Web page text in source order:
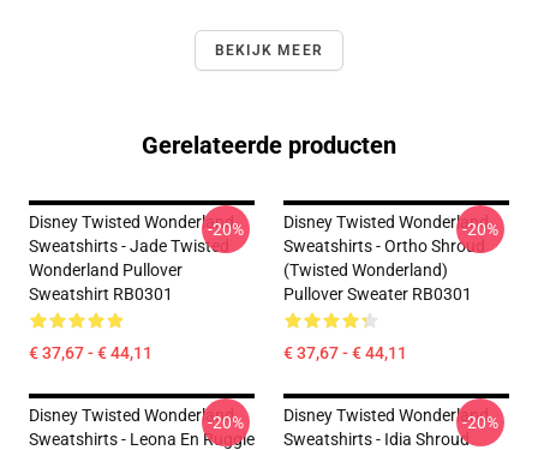
BEKIJK MEER
Gerelateerde producten
Disney Twisted Wonderland
Sweatshirts - Jade Twisted
Wonderland Pullover
Sweatshirt RB0301
€ 37,67 - € 44,11
-20%
Disney Twisted Wonderland
Sweatshirts - Ortho Shroud
(Twisted Wonderland)
Pullover Sweater RB0301
€ 37,67 - € 44,11
-20%
Disney Twisted Wonderland
Sweatshirts - Leona En Ruggie
-20%
Disney Twisted Wonderland
Sweatshirts - Idia Shroud
-20%